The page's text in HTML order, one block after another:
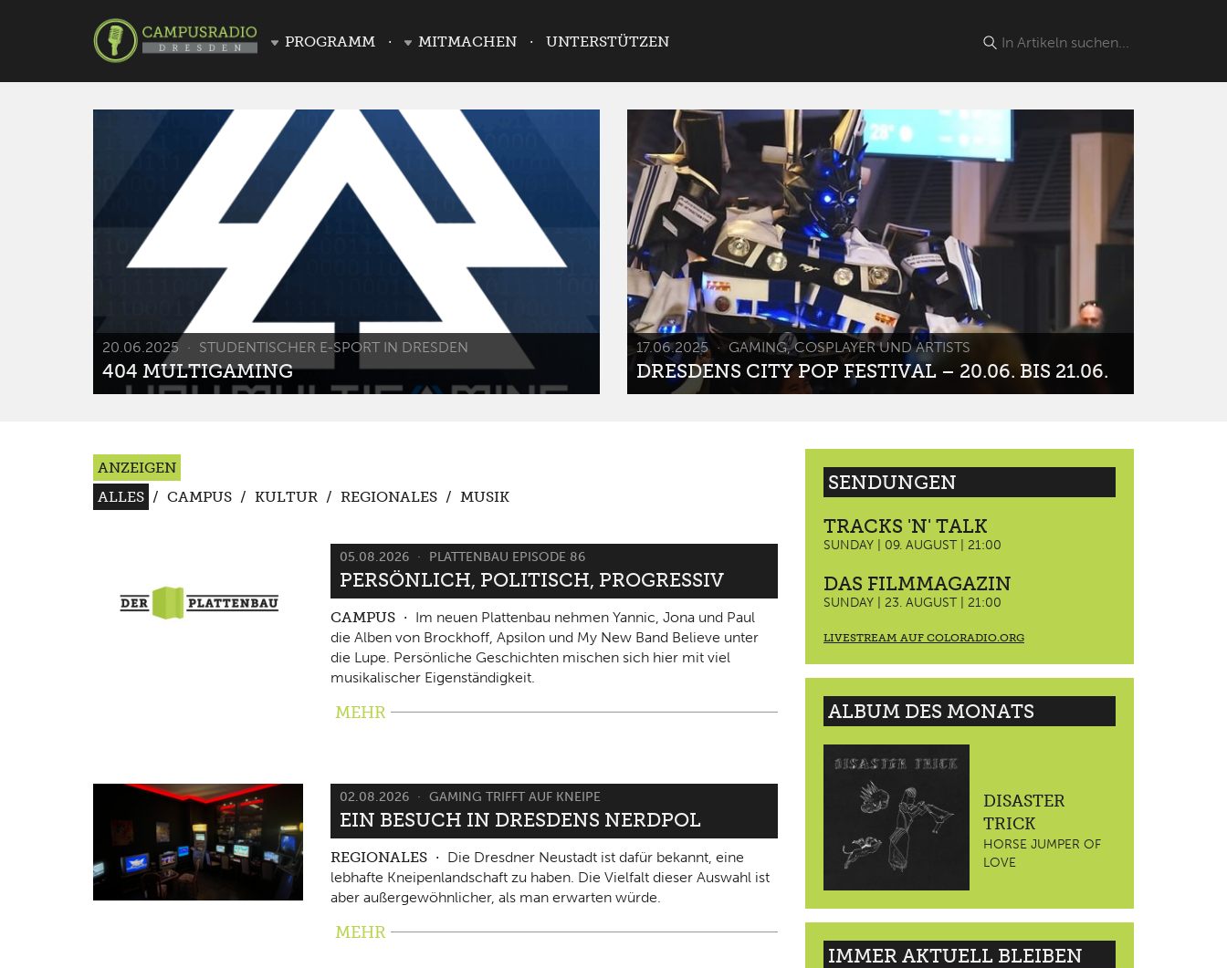
PROGRAMM MITMACHEN UNTERSTÜTZEN
20.06.2025 STUDENTISCHER E-SPORT IN DRESDEN
404 MULTIGAMING
17.06.2025 GAMING, COSPLAYER UND ARTISTS
DRESDENS CITY POP FESTIVAL – 20.06. BIS 21.06.
ANZEIGEN
ALLES / CAMPUS / KULTUR / REGIONALES / MUSIK
05.08.2026 PLATTENBAU EPISODE 86
PERSÖNLICH, POLITISCH, PROGRESSIV
CAMPUS
Im neuen Plattenbau nehmen Yannic, Jona und Paul
die Alben von Brockhoff, Apsilon und My New Band Believe unter
die Lupe. Persönliche Geschichten mischen sich hier mit viel
musikalischer Eigenständigkeit.
MEHR
02.08.2026 GAMING TRIFFT AUF KNEIPE
EIN BESUCH IN DRESDENS NERDPOL
REGIONALES
Die Dresdner Neustadt ist dafür bekannt, eine
lebhafte Kneipenlandschaft zu haben. Die Vielfalt dieser Auswahl ist
aber außergewöhnlicher, als man erwarten würde.
MEHR
SENDUNGEN
TRACKS 'N' TALK
SUNDAY | 09. AUGUST | 21:00
DAS FILMMAGAZIN
SUNDAY | 23. AUGUST | 21:00
LIVESTREAM AUF COLORADIO.ORG
ALBUM DES MONATS
DISASTER
TRICK
HORSE JUMPER OF
LOVE
IMMER AKTUELL BLEIBEN